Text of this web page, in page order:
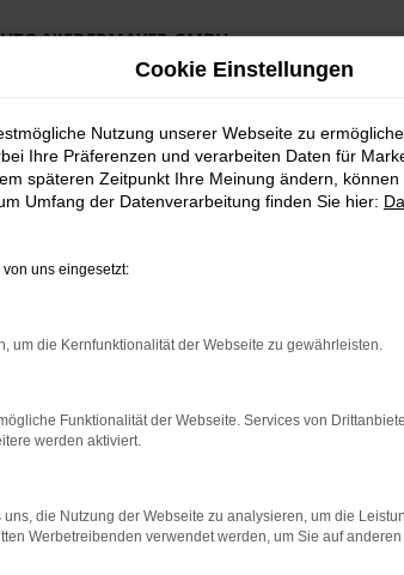
NIEDERMAYER GMBH
Preiswerte Angebote
unterwegs in
Cookie Einstellungen
Nutzung unserer Webseite zu
Ihre Präferenzen und verarbeiten Daten für
späteren Zeitpunkt Ihre Meinung ändern,
Umfang der Datenverarbeitung finden Sie hier:
uns eingesetzt:
um die Kernfunktionalität der Webseite zu gewährleisten.
Funktionalität der Webseite. Services von
werden aktiviert.
die Nutzung der Webseite zu analysieren, um die
Werbetreibenden verwendet werden, um Sie auf